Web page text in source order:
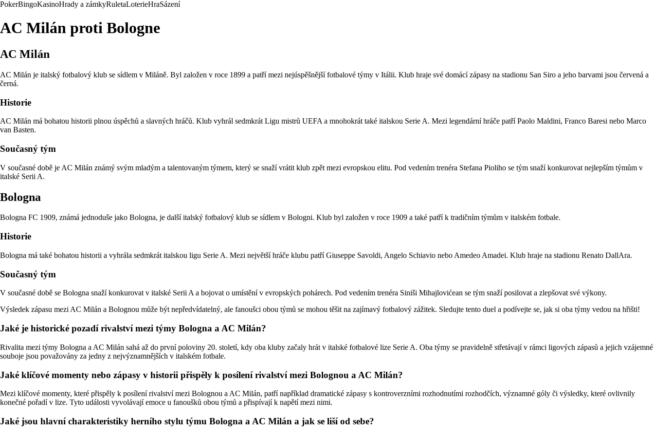
PokerBingoKasinoHrady a zámkyRuletaLoterieHraSázení
AC Milán proti Bologne
AC Milán
AC Milán je italský fotbalový klub se sídlem v Miláně. Byl založen v roce 1899 a patří mezi nejúspěšnější fotbalové týmy v Itálii. Klub hraje své domácí zápasy na stadionu San Siro a jeho barvami jsou červená a
černá.
Historie
AC Milán má bohatou historii plnou úspěchů a slavných hráčů. Klub vyhrál sedmkrát Ligu mistrů UEFA a mnohokrát také italskou Serie A. Mezi legendární hráče patří Paolo Maldini, Franco Baresi nebo Marco
van Basten.
Současný tým
V současné době je AC Milán známý svým mladým a talentovaným týmem, který se snaží vrátit klub zpět mezi evropskou elitu. Pod vedením trenéra Stefana Pioliho se tým snaží konkurovat nejlepším týmům v
italské Serii A.
Bologna
Bologna FC 1909, známá jednoduše jako Bologna, je další italský fotbalový klub se sídlem v Bologni. Klub byl založen v roce 1909 a také patří k tradičním týmům v italském fotbale.
Historie
Bologna má také bohatou historii a vyhrála sedmkrát italskou ligu Serie A. Mezi největší hráče klubu patří Giuseppe Savoldi, Angelo Schiavio nebo Amedeo Amadei. Klub hraje na stadionu Renato DallAra.
Současný tým
V současné době se Bologna snaží konkurovat v italské Serii A a bojovat o umístění v evropských pohárech. Pod vedením trenéra Siniši Mihajlovićean se tým snaží posilovat a zlepšovat své výkony.
Výsledek zápasu mezi AC Milán a Bolognou může být nepředvídatelný, ale fanoušci obou týmů se mohou těšit na zajímavý fotbalový zážitek. Sledujte tento duel a podívejte se, jak si oba týmy vedou na hřišti!
Jaké je historické pozadí rivalství mezi týmy Bologna a AC Milán?
Rivalita mezi týmy Bologna a AC Milán sahá až do první poloviny 20. století, kdy oba kluby začaly hrát v italské fotbalové lize Serie A. Oba týmy se pravidelně střetávají v rámci ligových zápasů a jejich vzájemné
souboje jsou považovány za jedny z nejvýznamnějších v italském fotbale.
Jaké klíčové momenty nebo zápasy v historii přispěly k posílení rivalství mezi Bolognou a AC Milán?
Mezi klíčové momenty, které přispěly k posílení rivalství mezi Bolognou a AC Milán, patří například dramatické zápasy s kontroverzními rozhodnutími rozhodčích, významné góly či výsledky, které ovlivnily
konečné pořadí v lize. Tyto události vyvolávají emoce u fanoušků obou týmů a přispívají k napětí mezi nimi.
Jaké jsou hlavní charakteristiky herního stylu týmu Bologna a AC Milán a jak se liší od sebe?